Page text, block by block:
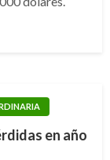
en año